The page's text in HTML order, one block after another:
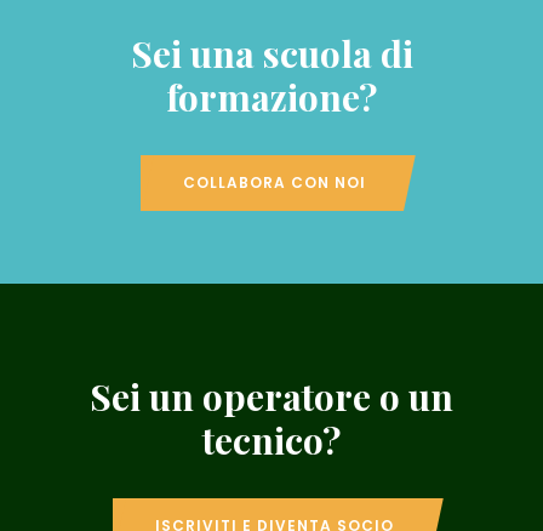
Sei una scuola di
formazione?
COLLABORA CON NOI
Sei un operatore o un
tecnico?
ISCRIVITI E DIVENTA SOCIO